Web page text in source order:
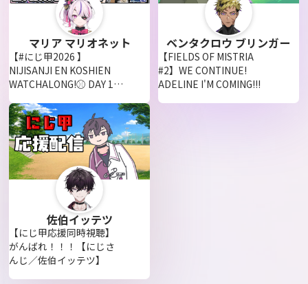
マリア マリオネット
【#にじ甲2026 】
NIJISANJI EN KOSHIEN
WATCHALONG!⚾ DAY 1
(part 2)【NIJISANJI EN |
Maria Marionette】
ベンタクロウ ブリンガー
【FIELDS OF MISTRIA
#2】WE CONTINUE!
ADELINE I'M COMING!!!
佐伯イッテツ
【にじ甲応援同時視聴】
がんばれ！！！【にじさ
んじ／佐伯イッテツ】